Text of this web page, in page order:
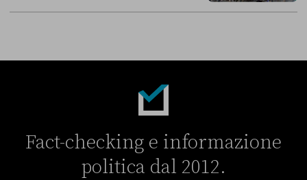
Fact-checking e informazione
politica dal 2012.